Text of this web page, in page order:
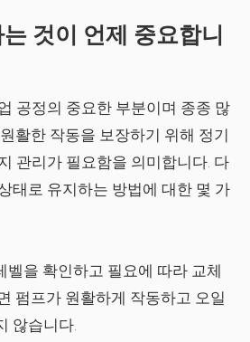
것이 언제 중요합니
공정의 중요한 부분이며 종종 많
활한 작동을 보장하기 위해 정기
관리가 필요함을 의미합니다. 다
태로 유지하는 방법에 대한 몇 가
벨을 확인하고 필요에 따라 교체
펌프가 원활하게 작동하고 오일
않습니다.